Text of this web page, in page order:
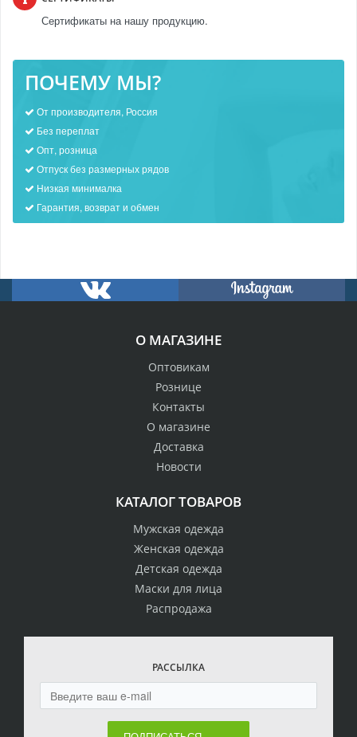
Сертификаты на нашу продукцию.
ПОЧЕМУ МЫ?
От производителя, Россия
Без переплат
Опт, розница
Отпуск без размерных рядов
Низкая минималка
Гарантия, возврат и обмен
О МАГАЗИНЕ
Оптовикам
Рознице
Контакты
О магазине
Доставка
Новости
КАТАЛОГ ТОВАРОВ
Мужская одежда
Женская одежда
Детская одежда
Маски для лица
Распродажа
РАССЫЛКА